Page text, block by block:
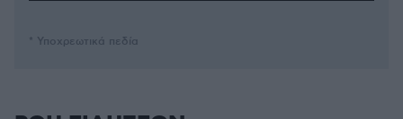
* Υποχρεωτικά πεδία